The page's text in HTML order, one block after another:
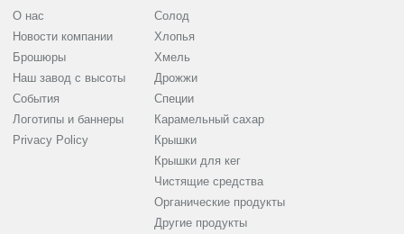
О нас
Новости компании
Брошюры
Наш завод с высоты
События
Логотипы и баннеры
Privacy Policy
Солод
Хлопья
Хмель
Дрожжи
Cпеции
Карамельный сахар
Крышки
Крышки для кег
Чистящие средства
Органические продукты
Другие продукты